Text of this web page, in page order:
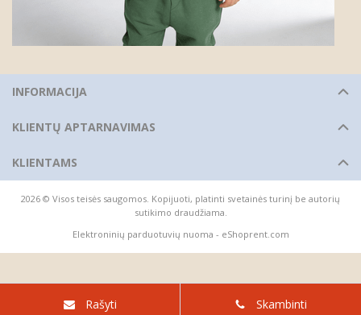
INFORMACIJA
KLIENTŲ APTARNAVIMAS
KLIENTAMS
2026 © Visos teisės saugomos. Kopijuoti, platinti svetainės turinį be autorių
sutikimo draudžiama.
Elektroninių parduotuvių nuoma - eShoprent.com
Rašyti Skambinti